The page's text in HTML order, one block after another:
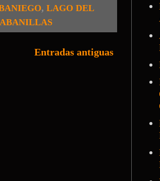
, LAGO DEL
Entradas antiguas